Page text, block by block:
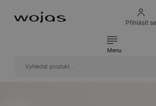
Přihlásit se
Menu